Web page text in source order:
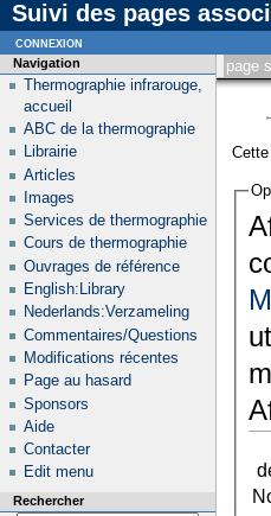
Suivi des pages
page
Navigation
Thermographie infrarouge,
accueil
ABC de la thermographie
Librairie
Articles
Images
Services de thermographie
Cours de thermographie
Ouvrages de référence
English:Library
Nederlands:Verzameling
Commentaires/Questions
Modifications récentes
Page au hasard
Sponsors
Aide
Contacter
Edit menu
Rechercher
connexion